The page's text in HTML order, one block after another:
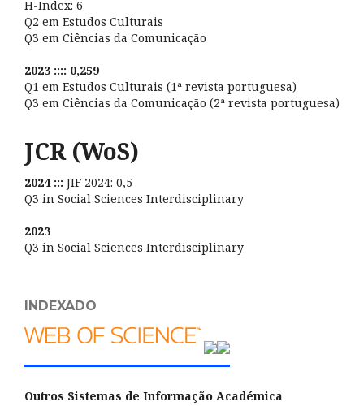
H-Index: 6
Q2 em Estudos Culturais
Q3 em Ciências da Comunicação
2023 :::: 0,259
Q1 em Estudos Culturais (1ª revista portuguesa)
Q3 em Ciências da Comunicação (2ª revista portuguesa)
JCR (WoS)
2024 ::: JIF 2024: 0,5
Q3 in Social Sciences Interdisciplinary
2023
Q3 in Social Sciences Interdisciplinary
INDEXADO
Outros Sistemas de Informação Académica